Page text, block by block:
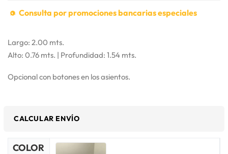
Consulta por promociones bancarias especiales
Largo: 2.00 mts.
Alto: 0.76 mts. | Profundidad: 1.54 mts.
Opcional con botones en los asientos.
CALCULAR ENVÍO
COLOR